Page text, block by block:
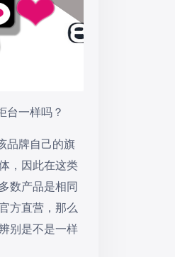
台一样吗？
品牌自己的旗
，因此在这类
数产品是相同
方直营，那么
别是不是一样